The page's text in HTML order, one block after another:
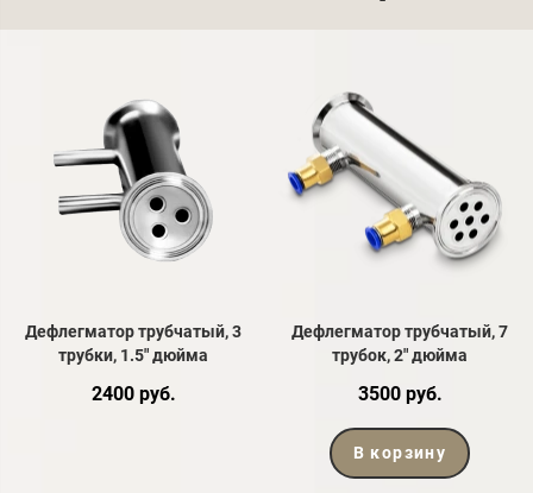
Дефлегматор трубчатый, 3
трубки, 1.5" дюйма
2400 руб.
Дефлегматор трубчатый, 7
трубок, 2" дюйма
3500 руб.
В корзину